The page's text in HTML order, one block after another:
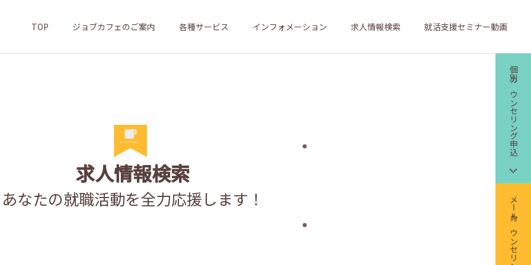
TOP ジョブカフェのご案内 各種サービス インフォメーション 求人情報検索 就活支援セミナー動画
個別カウンセリング申込
メールカウンセリング申込
求人情報検索
あなたの就職活動を全力応援します！